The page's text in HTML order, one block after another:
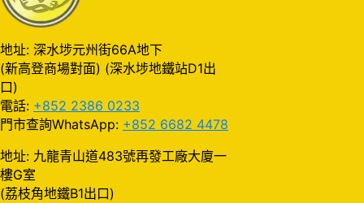
地址: 深水埗元州街66A地下
(新高登商場對面) (深水埗地鐵站D1出
口)
電話: +852 2386 0233
門市查詢WhatsApp: +852 6682 4478
地址: 九龍青山道483號再發工廠大廈一
樓G室
(荔枝角地鐵B1出口)